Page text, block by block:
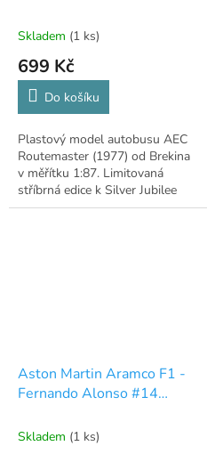
Skladem (1 ks)
699 Kč
Do košíku
Plastový model autobusu AEC
Routemaster (1977) od Brekina
v měřítku 1:87. Limitovaná
stříbrná edice k Silver Jubilee
Alžběty II.
Aston Martin Aramco F1 -
Fernando Alonso #14
Skladem (1 ks)